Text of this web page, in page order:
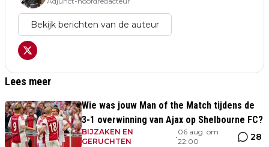
Bekijk berichten van de auteur
Lees meer
Wie was jouw Man of the Match tijdens de
3-1 overwinning van Ajax op Shelbourne FC?
BIJZAKEN EN
GERUCHTEN
•
06 aug. om
22:00
28